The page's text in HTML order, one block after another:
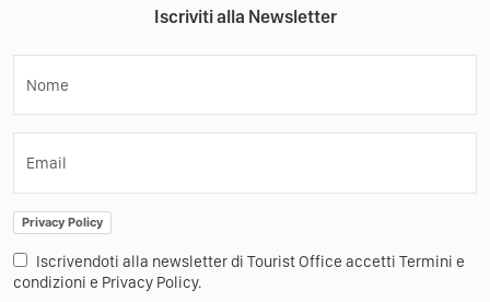
Iscriviti alla Newsletter
Nome
Email
Privacy Policy
Iscrivendoti alla newsletter di Tourist Office accetti Termini e
condizioni e Privacy Policy.